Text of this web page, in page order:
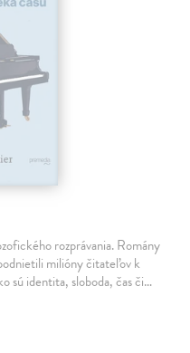
rozprávania. Romány
milióny čitateľov k
sú identita, sloboda, čas či…